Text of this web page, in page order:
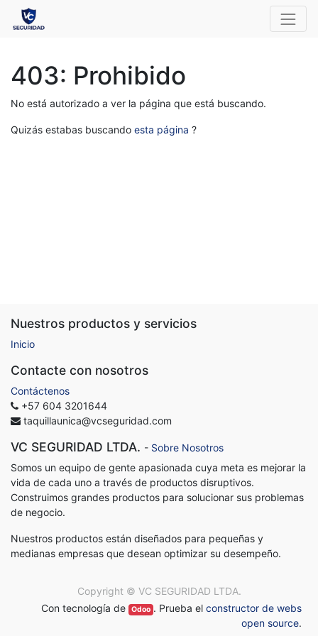
403: Prohibido
No está autorizado a ver la página que está buscando.
Quizás estabas buscando esta página ?
Nuestros productos y servicios
Inicio
Contacte con nosotros
Contáctenos
+57 604 3201644
taquillaunica@vcseguridad.com
VC SEGURIDAD LTDA. - Sobre Nosotros
Somos un equipo de gente apasionada cuya meta es mejorar la
vida de cada uno a través de productos disruptivos.
Construimos grandes productos para solucionar sus problemas
de negocio.
Nuestros productos están diseñados para pequeñas y
medianas empresas que desean optimizar su desempeño.
Copyright © VC SEGURIDAD LTDA.
Con tecnología de
Odoo . Prueba el constructor de webs
open source.